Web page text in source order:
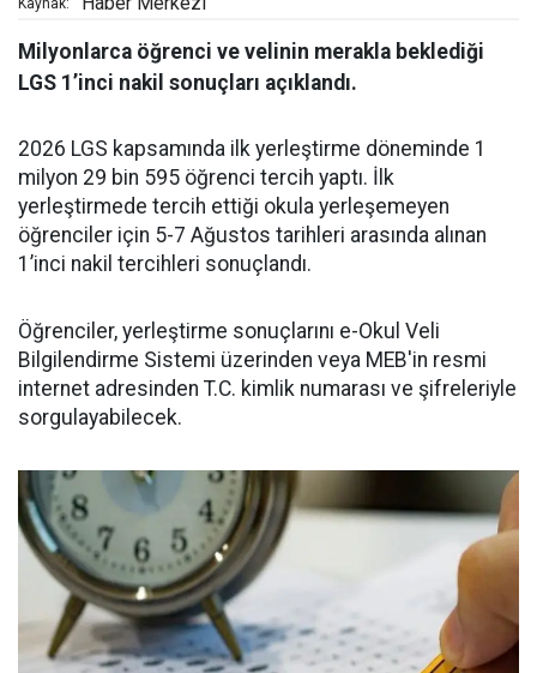
Kaynak:
Milyonlarca öğrenci ve velinin merakla beklediği
LGS 1’inci nakil sonuçları açıklandı.
2026 LGS kapsamında ilk yerleştirme döneminde 1
milyon 29 bin 595 öğrenci tercih yaptı. İlk
yerleştirmede tercih ettiği okula yerleşemeyen
öğrenciler için 5-7 Ağustos tarihleri arasında alınan
1’inci nakil tercihleri sonuçlandı.
Öğrenciler, yerleştirme sonuçlarını e-Okul Veli
Bilgilendirme Sistemi üzerinden veya MEB'in resmi
internet adresinden T.C. kimlik numarası ve şifreleriyle
sorgulayabilecek.